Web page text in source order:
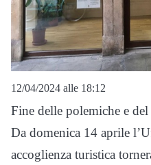
12/04/2024 alle 18:12
Fine delle polemiche e
Da domenica 14 aprile
accoglienza turistica